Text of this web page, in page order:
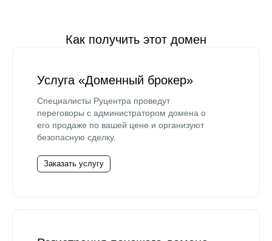
Как получить этот домен
Услуга «Доменный брокер»
Специалисты Руцентра проведут
переговоры с администратором домена о
его продаже по вашей цене и организуют
безопасную сделку.
Заказать услугу